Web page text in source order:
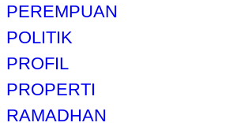
PEREMPUAN
POLITIK
PROFIL
PROPERTI
RAMADHAN